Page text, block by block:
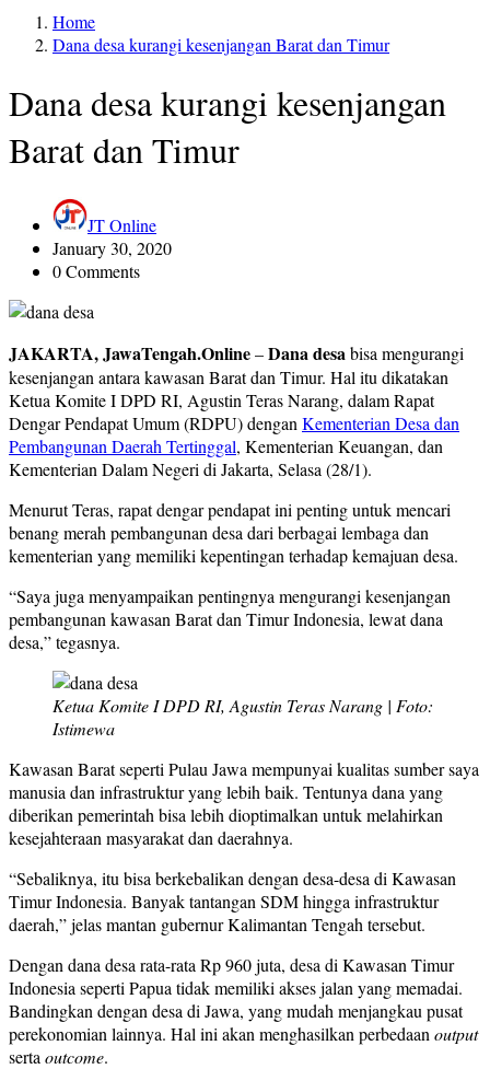
Home
Dana desa kurangi kesenjangan Barat dan Timur
Dana desa kurangi kesenjangan
Barat dan Timur
JT Online
January 30, 2020
0 Comments
JAKARTA, JawaTengah.Online–Dana desabisa mengurangi
kesenjangan antara kawasan Barat dan Timur. Hal itu dikatakan
Ketua Komite I DPD RI, Agustin Teras Narang, dalam Rapat
Dengar Pendapat Umum (RDPU) dengan Kementerian Desa dan
Pembangunan Daerah Tertinggal, Kementerian Keuangan, dan
Kementerian Dalam Negeri di Jakarta, Selasa (28/1).
Menurut Teras, rapat dengar pendapat ini penting untuk mencari
benang merah pembangunan desa dari berbagai lembaga dan
kementerian yang memiliki kepentingan terhadap kemajuan desa.
“Saya juga menyampaikan pentingnya mengurangi kesenjangan
pembangunan kawasan Barat dan Timur Indonesia, lewat dana
desa,” tegasnya.
Ketua Komite I DPD RI, Agustin Teras Narang | Foto:
Istimewa
Kawasan Barat seperti Pulau Jawa mempunyai kualitas sumber saya
manusia dan infrastruktur yang lebih baik. Tentunya dana yang
diberikan pemerintah bisa lebih dioptimalkan untuk melahirkan
kesejahteraan masyarakat dan daerahnya.
“Sebaliknya, itu bisa berkebalikan dengan desa-desa di Kawasan
Timur Indonesia. Banyak tantangan SDM hingga infrastruktur
daerah,” jelas mantan gubernur Kalimantan Tengah tersebut.
Dengan dana desa rata-rata Rp 960 juta, desa di Kawasan Timur
Indonesia seperti Papua tidak memiliki akses jalan yang memadai.
Bandingkan dengan desa di Jawa, yang mudah menjangkau pusat
perekonomian lainnya. Hal ini akan menghasilkan perbedaan output
serta outcome.